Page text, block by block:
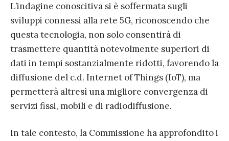
L’indagine conoscitiva si è soffermata sugli
sviluppi connessi alla rete 5G, riconoscendo che
questa tecnologia, non solo consentirà di
trasmettere quantità notevolmente superiori di
dati in tempi sostanzialmente ridotti, favorendo la
diffusione del c.d. Internet of Things (IoT), ma
permetterà altresì una migliore convergenza di
servizi fissi, mobili e di radiodiffusione.
In tale contesto, la Commissione ha approfondito i